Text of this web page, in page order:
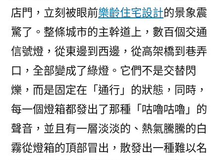
店門，立刻被眼前樂齡住宅設計的景象震
驚了。整條城市的主幹道上，數百個交通
信號燈，從東邊到西邊，從高架橋到巷弄
口，全部變成了綠燈。它們不是交替閃
爍，而是固定在「通行」的狀態，同時，
每一個燈箱都發出了那種「咕嚕咕嚕」的
聲音，並且有一層淡淡的、熱氣騰騰的白
霧從燈箱的頂部冒出，散發出一種難以名